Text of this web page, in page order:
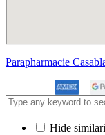
Parapharmacie
Hide